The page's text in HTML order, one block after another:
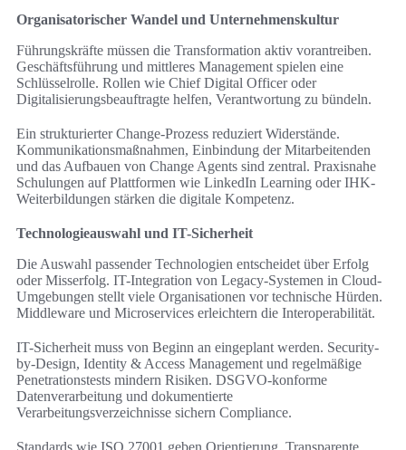
Organisatorischer Wandel und Unternehmenskultur
Führungskräfte müssen die Transformation aktiv vorantreiben.
Geschäftsführung und mittleres Management spielen eine
Schlüsselrolle. Rollen wie Chief Digital Officer oder
Digitalisierungsbeauftragte helfen, Verantwortung zu bündeln.
Ein strukturierter Change-Prozess reduziert Widerstände.
Kommunikationsmaßnahmen, Einbindung der Mitarbeitenden
und das Aufbauen von Change Agents sind zentral. Praxisnahe
Schulungen auf Plattformen wie LinkedIn Learning oder IHK-
Weiterbildungen stärken die digitale Kompetenz.
Technologieauswahl und IT-Sicherheit
Die Auswahl passender Technologien entscheidet über Erfolg
oder Misserfolg. IT-Integration von Legacy-Systemen in Cloud-
Umgebungen stellt viele Organisationen vor technische Hürden.
Middleware und Microservices erleichtern die Interoperabilität.
IT-Sicherheit muss von Beginn an eingeplant werden. Security-
by-Design, Identity & Access Management und regelmäßige
Penetrationstests mindern Risiken. DSGVO-konforme
Datenverarbeitung und dokumentierte
Verarbeitungsverzeichnisse sichern Compliance.